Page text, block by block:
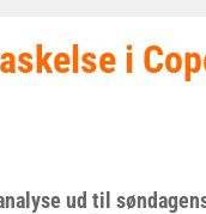
i
ud til